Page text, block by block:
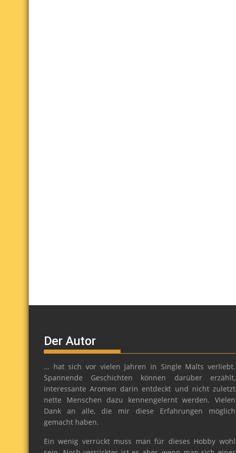
Der Autor
… hat sich vor vielen Jahren in Single Malts verliebt.
Spannende Geschichten können darüber erzählt,
interessante Aromen darin entdeckt und nicht zuletzt
nette Menschen dazu kennengelernt werden. Vielen
Dank an alle, die mir diese Erfahrungen möglich
gemacht haben.
Ein wenig verrückt muss man für dieses Hobby wohl